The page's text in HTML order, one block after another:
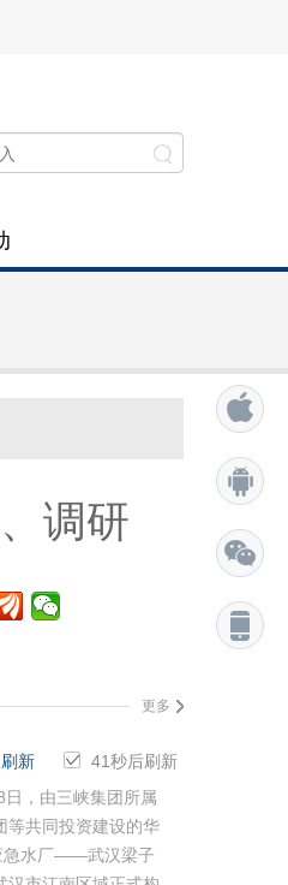
调研
更多
41秒后刷新
刷新
日，由三峡集团所属
等共同投资建设的华
急水厂——武汉梁子